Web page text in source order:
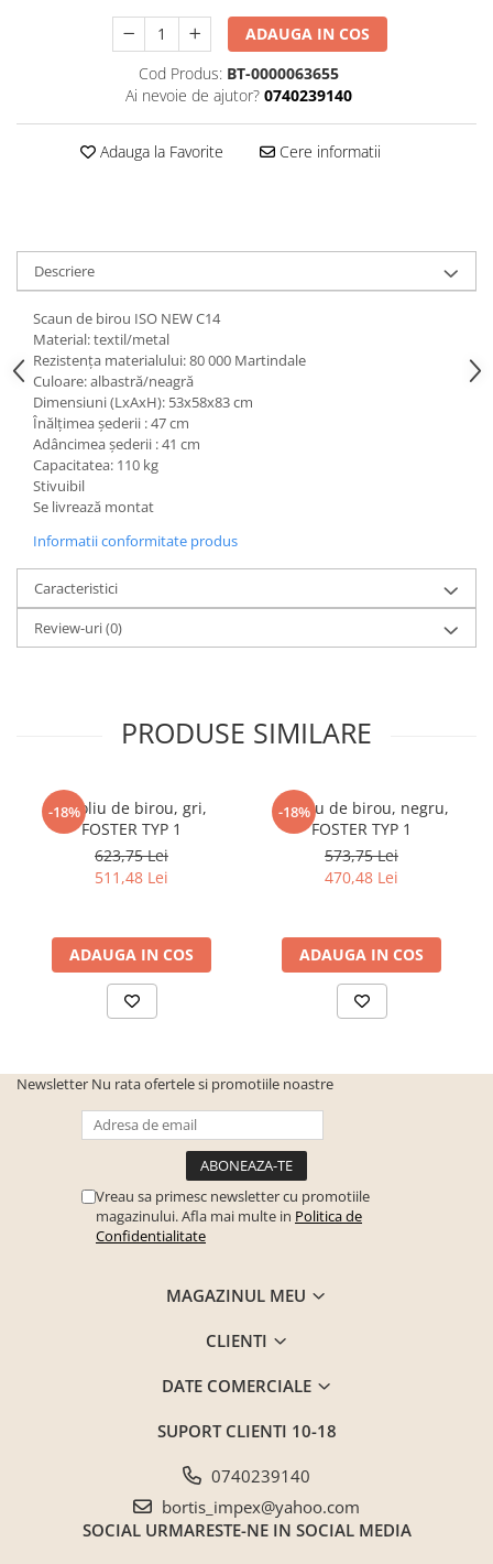
Comode lux-ultramoderne
Dulapuri haine si Sifoniere
Masute de toaleta
Noptiere dormitor
Paturi lemn & pal
Paturi metalice
Paturi tapitate
Saltele
Seturi dormitoare complete
Suporturi saltea/Somiere/Gratii
pentru pat
Mobilier Hol/Cuiere
Banci pentru asteptare
Colectia casmir -seturi
cuiere/mobila hol Rai casmir
Pantofare Hol
Birouri
Birouri pe colt
Canapele birou
Mese birou
rafturi/etajere carti
Scaune Birou
Seturi mobilier birou complet
Camera copiilor
Birouri camera copilului
Paturi pentru copii
COVOARE PUFOASE(SHAGGY)FIR
Banci gradina si terasa
Scaune de gradina
ADAUGA IN COS
Cod Produs: BT-0000063655
Ai nevoie de ajutor? 0740239140
Adauga la Favorite Cere informatii
Descriere
Scaun de birou ISO NEW C14
Material: textil/metal
Rezistenţa materialului: 80 000 Martindale
Culoare: albastră/neagră
Dimensiuni (LxAxH): 53x58x83 cm
Înălţimea şederii : 47 cm
Adâncimea şederii : 41 cm
Capacitatea: 110 kg
Stivuibil
Se livrează montat
Informatii conformitate produs
Caracteristici
Review-uri(0)
PRODUSE SIMILARE
-18%
Fotoliu de birou, gri,
FOSTER TYP 1
623,75 Lei
511,48 Lei
ADAUGA IN COS
-18%
Fotoliu de birou, negru,
FOSTER TYP 1
573,75 Lei
470,48 Lei
ADAUGA IN COS
Newsletter Nu rata ofertele si promotiile noastre
Vreau sa primesc newsletter cu promotiile
magazinului. Afla mai multe in Politica de
Confidentialitate
MAGAZINUL MEU
CLIENTI
DATE COMERCIALE
SUPORT CLIENTI 10-18
0740239140
bortis_impex@yahoo.com
SOCIAL URMARESTE-NE IN SOCIAL MEDIA